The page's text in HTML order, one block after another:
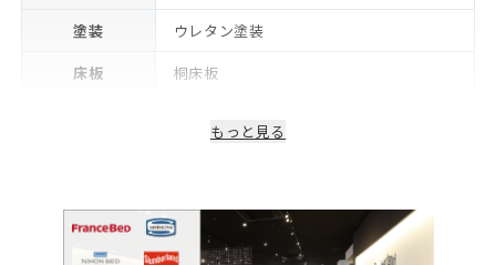
塗装
ウレタン塗装
床板
桐床板
もっと見る